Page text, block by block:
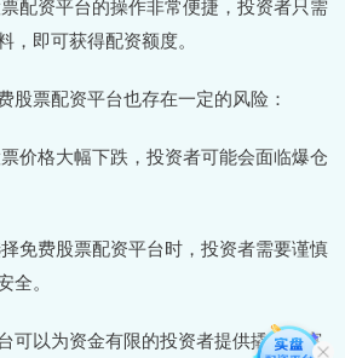
配资平台的操作非常便捷，投资者只需
即可获得配资额度。
股票配资平台也存在一定的风险：
价格大幅下跌，投资者可能会面临爆仓
免费股票配资平台时，投资者需要谨慎
。
可以为资金有限的投资者提供撬动财富